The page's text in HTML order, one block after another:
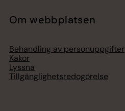
Om webbplatsen
Behandling av personuppgifter
Kakor
Lyssna
Tillgänglighetsredogörelse